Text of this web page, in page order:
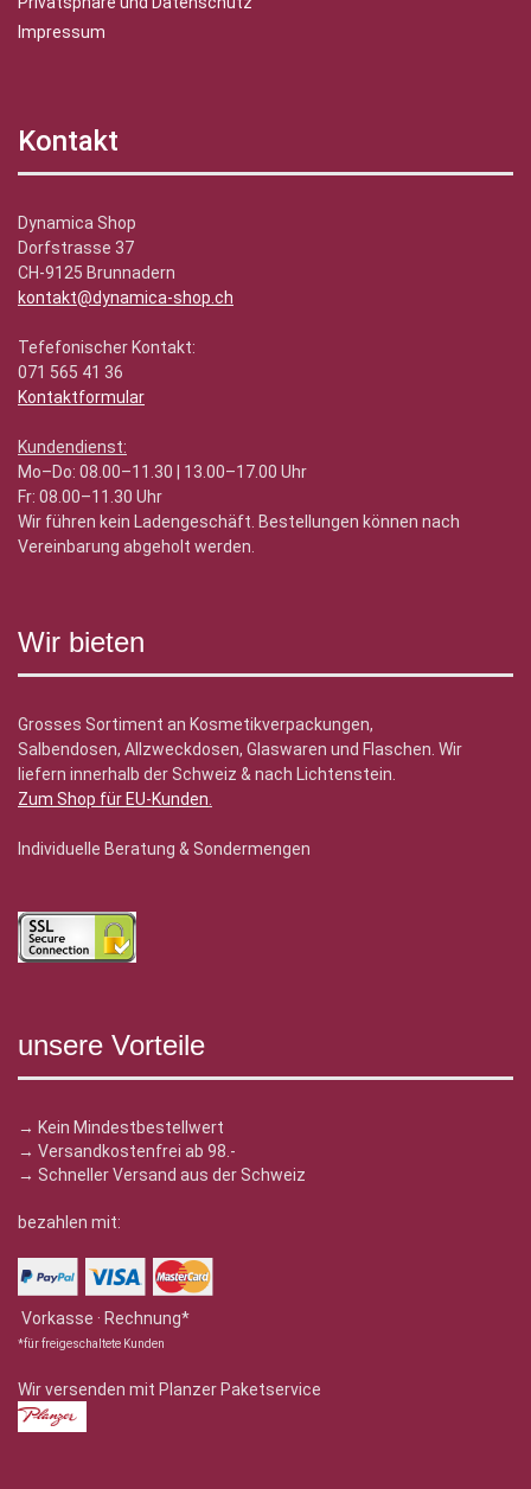
Impressum
Kontakt
Dynamica Shop
Dorfstrasse 37
CH-9125 Brunnadern
kontakt@dynamica-shop.ch
Tefefonischer Kontakt:
071 565 41 36
Kontaktformular
Kundendienst:
Mo–Do: 08.00–11.30 | 13.00–17.00 Uhr
Fr: 08.00–11.30 Uhr
Wir führen kein Ladengeschäft. Bestellungen können nach
Vereinbarung abgeholt werden.
Wir bieten
Grosses Sortiment an Kosmetikverpackungen,
Salbendosen, Allzweckdosen, Glaswaren und Flaschen. Wir
liefern innerhalb der Schweiz & nach Lichtenstein.
Zum Shop für EU-Kunden.
Individuelle Beratung & Sondermengen
unsere Vorteile
→ Kein Mindestbestellwert
→ Versandkostenfrei ab 98.-
→ Schneller Versand aus der Schweiz
bezahlen mit:
Vorkasse · Rechnung*
*für freigeschaltete Kunden
Wir versenden mit Planzer Paketservice